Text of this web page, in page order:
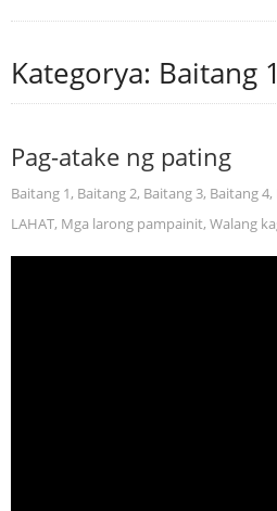
Kategorya: Baitang 1
Pag-atake ng pating
Baitang 1, Baitang 2, Baitang 3, Baitang 4,
LAHAT, Mga larong pampainit, Walang